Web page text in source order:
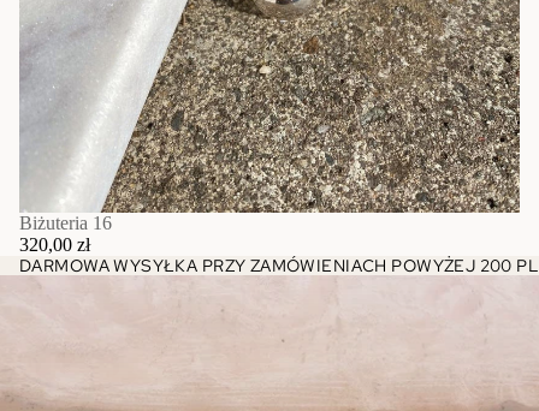
Biżuteria 16
320,00 zł
DARMOWA WYSYŁKA PRZY ZAMÓWIENIACH POWYŻEJ 200